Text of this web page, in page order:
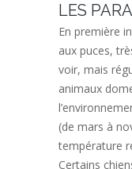
LES
En première
aux puces,
voir, mais
animaux
(de mars à
température
Certains